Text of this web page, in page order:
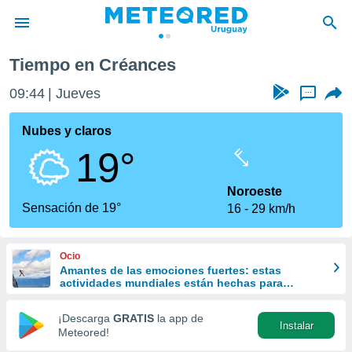
de
ha
calidad.
a este
las
y
forma
digital
basada
Tiempo en Créances
09:44 Jueves ...
Nubes y claros
19°
Sensación de 19°
Noroeste
16
29 km/h
Ocio
Amantes de las emociones fuertes: estas
actividades mundiales están hechas para
¡Descarga GRATIS la app de
Meteored!
Instalar